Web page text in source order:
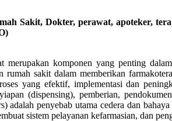
Sakit, Dokter, perawat, apoteker,
merupakan komponen yang penting
rumah sakit dalam memberikan
yang efektif, implementasi dan
(dispensing), pemberian,
adalah penyebab utama cedera dan
sistem pelayanan kefarmasian, dan